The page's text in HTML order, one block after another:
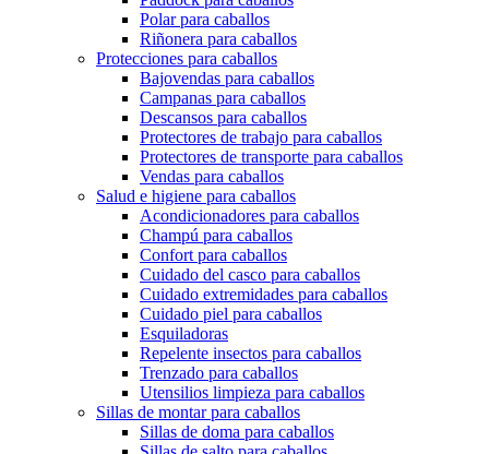
Polar para caballos
Riñonera para caballos
Protecciones para caballos
Bajovendas para caballos
Campanas para caballos
Descansos para caballos
Protectores de trabajo para caballos
Protectores de transporte para caballos
Vendas para caballos
Salud e higiene para caballos
Acondicionadores para caballos
Champú para caballos
Confort para caballos
Cuidado del casco para caballos
Cuidado extremidades para caballos
Cuidado piel para caballos
Esquiladoras
Repelente insectos para caballos
Trenzado para caballos
Utensilios limpieza para caballos
Sillas de montar para caballos
Sillas de doma para caballos